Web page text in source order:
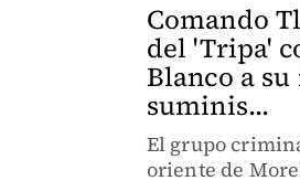
Comando
del 'Tripa'
Blanco a
suminis...
El grupo
oriente de